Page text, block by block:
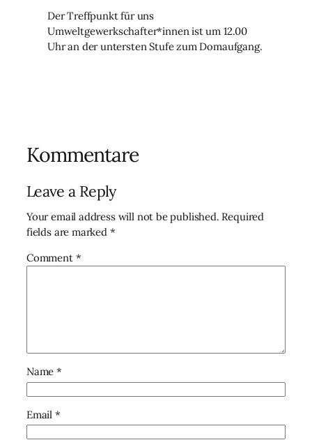
Der Treffpunkt für uns
Umweltgewerkschafter*innen ist um 12.00
Uhr an der untersten Stufe zum Domaufgang.
Kommentare
Leave a Reply
Your email address will not be published. Required
fields are marked *
Comment *
Name*
Email *